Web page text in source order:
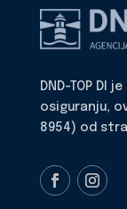
DND-TOP DI
osiguranju,
8954) od